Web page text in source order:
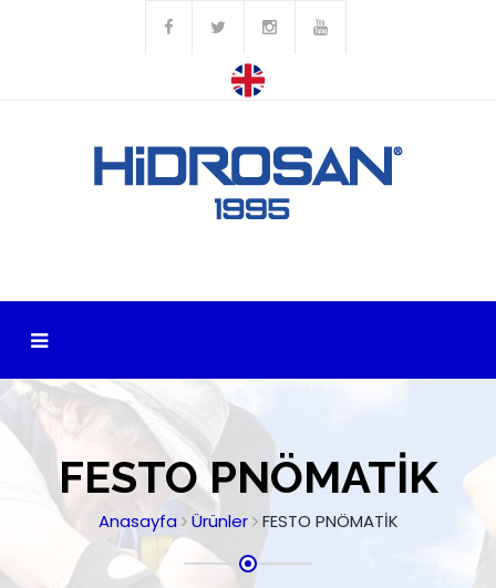
FESTO PNÖMATİK
Anasayfa Ürünler FESTO PNÖMATİK